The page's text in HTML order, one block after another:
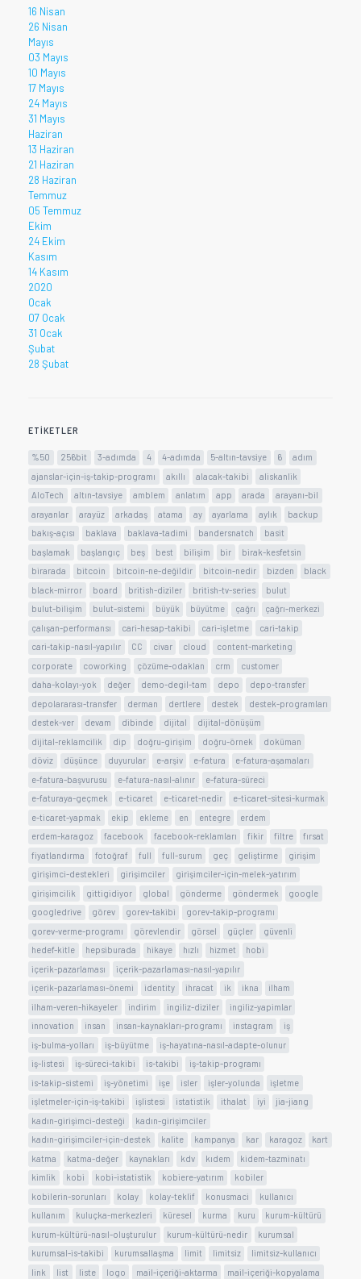
16 Nisan
26 Nisan
Mayıs
03 Mayıs
10 Mayıs
17 Mayıs
24 Mayıs
31 Mayıs
Haziran
13 Haziran
21 Haziran
28 Haziran
Temmuz
05 Temmuz
Ekim
24 Ekim
Kasım
14 Kasım
2020
Ocak
07 Ocak
31 Ocak
Şubat
28 Şubat
ETIKETLER
%50 256bit 3-adımda 4 4-adımda 5-altın-tavsiye 6
adım
ajanslar-için-iş-takip-programı
akıllı alacak-takibi
aliskanlik
AloTech
altın-tavsiye amblem anlatım app arada
arayanı-bil
arayanlar
arayüz arkadaş atama ay ayarlama aylık
backup
bakış-açısı
baklava baklava-tadimi bandersnatch
basit
başlamak
başlangıç beş best bilişim bir
birak-kesfetsin
birarada
bitcoin bitcoin-ne-değildir bitcoin-nedir bizden
black
black-mirror
board british-diziler british-tv-series
bulut
bulut-bilişim
bulut-sistemi büyük büyütme çağrı
çağrı-merkezi
çalışan-performansı
cari-hesap-takibi cari-işletme
cari-takip
cari-takip-nasıl-yapılır
CC civar cloud
content-marketing
corporate
coworking çözüme-odaklan crm
customer
daha-kolayı-yok
değer demo-degil-tam depo
depo-transfer
depolararası-transfer
derman dertlere destek
destek-programları
destek-ver
devam dibinde dijital
dijital-dönüşüm
dijital-reklamcilik
dip doğru-girişim doğru-örnek
doküman
döviz
düşünce duyurular e-arşiv e-fatura
e-fatura-aşamaları
e-fatura-başvurusu
e-fatura-nasıl-alınır
e-fatura-süreci
e-faturaya-geçmek
e-ticaret e-ticaret-nedir
e-ticaret-sitesi-kurmak
e-ticaret-yapmak
ekip ekleme en entegre
erdem
erdem-karagoz
facebook facebook-reklamları fikir filtre
fırsat
fiyatlandırma
fotoğraf full full-surum geç geliştirme
girişim
girişimci-destekleri
girişimciler
girişimciler-için-melek-yatırım
girişimcilik
gittigidiyor global gönderme göndermek
google
googledrive
görev gorev-takibi
gorev-takip-programı
gorev-verme-programı
görevlendir görsel güçler
güvenli
hedef-kitle
hepsiburada hikaye hızlı hizmet
hobi
içerik-pazarlaması
içerik-pazarlaması-nasıl-yapılır
içerik-pazarlaması-önemi
identity ihracat ik ikna
ilham
ilham-veren-hikayeler
indirim ingiliz-diziler
ingiliz-yapimlar
innovation
insan insan-kaynakları-programı instagram
iş
iş-bulma-yolları
iş-büyütme
iş-hayatına-nasıl-adapte-olunur
iş-listesi
iş-süreci-takibi is-takibi
iş-takip-programı
is-takip-sistemi
iş-yönetimi işe isler işler-yolunda
işletme
işletmeler-için-iş-takibi
işlistesi istatistik ithalat iyi
jia-jiang
kadın-girişimci-desteği
kadın-girişimciler
kadın-girişimciler-için-destek
kalite kampanya kar karagoz
kart
katma
katma-değer kaynakları kdv kıdem
kidem-tazminatı
kimlik
kobi kobi-istatistik kobiere-yatırım
kobiler
kobilerin-sorunları
kolay kolay-teklif konusmaci
kullanıcı
kullanım
kuluçka-merkezleri küresel kurma kuru
kurum-kültürü
kurum-kültürü-nasıl-oluşturulur
kurum-kültürü-nedir
kurumsal
kurumsal-is-takibi
kurumsallaşma limit limitsiz
limitsiz-kullanıcı
link
list liste logo mail-içeriği-aktarma
mail-içeriği-kopyalama